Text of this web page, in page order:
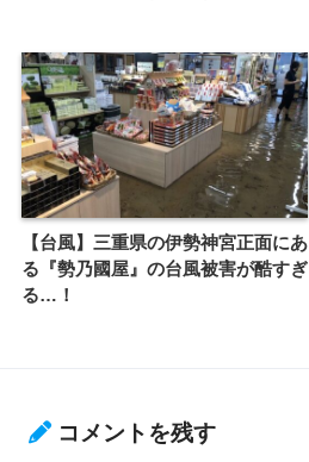
【台風】三重県の伊勢神宮正面にあ
る『勢乃國屋』の台風被害が酷すぎ
る…！
コメントを残す